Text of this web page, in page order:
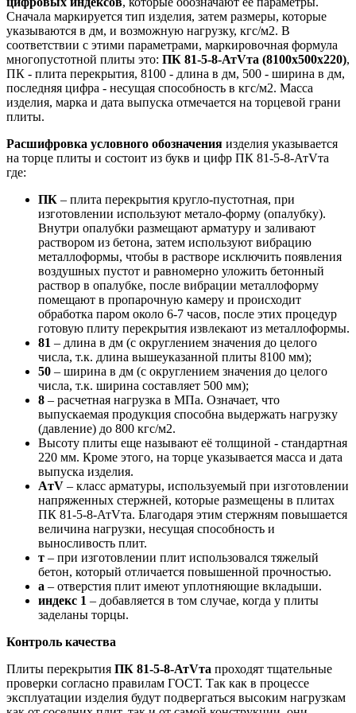
Сначала маркируется тип изделия, затем размеры, которые
указываются в дм, и возможную нагрузку, кгс/м2. В
соответствии с этими параметрами, маркировочная формула
многопустотной плиты это: ПК 81-5-8-АтVта (8100х500х220),
ПК - плита перекрытия, 8100 - длина в дм, 500 - ширина в дм,
последняя цифра - несущая способность в кгс/м2. Масса
изделия, марка и дата выпуска отмечается на торцевой грани
плиты.
Расшифровка условного обозначения изделия указывается
на торце плиты и состоит из букв и цифр ПК 81-5-8-АтVта
где:
ПК – плита перекрытия кругло-пустотная, при
изготовлении используют метало-форму (опалубку).
Внутри опалубки размещают арматуру и заливают
раствором из бетона, затем используют вибрацию
металлоформы, чтобы в растворе исключить появления
воздушных пустот и равномерно уложить бетонный
раствор в опалубке, после вибрации металлоформу
помещают в пропарочную камеру и происходит
обработка паром около 6-7 часов, после этих процедур
готовую плиту перекрытия извлекают из металлоформы.
81 – длина в дм (с округлением значения до целого
числа, т.к. длина вышеуказанной плиты 8100 мм);
50 – ширина в дм (с округлением значения до целого
числа, т.к. ширина составляет 500 мм);
8 – расчетная нагрузка в МПа. Означает, что
выпускаемая продукция способна выдержать нагрузку
(давление) до 800 кгс/м2.
Высоту плиты еще называют её толщиной - стандартная
220 мм. Кроме этого, на торце указывается масса и дата
выпуска изделия.
AтV – класс арматуры, используемый при изготовлении
напряженных стержней, которые размещены в плитах
ПК 81-5-8-АтVта. Благодаря этим стержням повышается
величина нагрузки, несущая способность и
выносливость плит.
т – при изготовлении плит использовался тяжелый
бетон, который отличается повышенной прочностью.
а – отверстия плит имеют уплотняющие вкладыши.
индекс 1 – добавляется в том случае, когда у плиты
заделаны торцы.
Контроль качества
Плиты перекрытия ПК 81-5-8-АтVта проходят тщательные
проверки согласно правилам ГОСТ. Так как в процессе
эксплуатации изделия будут подвергаться высоким нагрузкам